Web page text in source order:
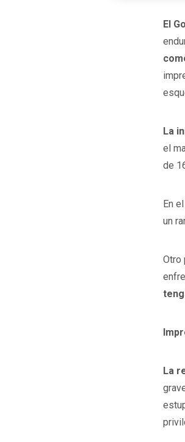
El
La
el
de
En
un
Otro
La